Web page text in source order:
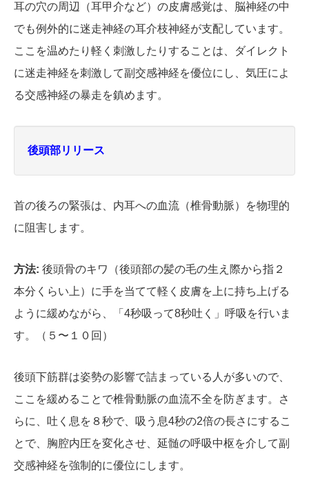
耳の穴の周辺（耳甲介など）の皮膚感覚は、脳神経の中
でも例外的に迷走神経の耳介枝神経が支配しています。
ここを温めたり軽く刺激したりすることは、ダイレクト
に迷走神経を刺激して副交感神経を優位にし、気圧によ
る交感神経の暴走を鎮めます。
後頭部リリース
首の後ろの緊張は、内耳への血流（椎骨動脈）を物理的
に阻害します。
方法: 後頭骨のキワ（後頭部の髪の毛の生え際から指２
本分くらい上）に手を当てて軽く皮膚を上に持ち上げる
ように緩めながら、「4秒吸って8秒吐く」呼吸を行いま
す。（５〜１０回）
後頭下筋群は姿勢の影響で詰まっている人が多いので、
ここを緩めることで椎骨動脈の血流不全を防ぎます。さ
らに、吐く息を８秒で、吸う息4秒の2倍の長さにするこ
とで、胸腔内圧を変化させ、延髄の呼吸中枢を介して副
交感神経を強制的に優位にします。